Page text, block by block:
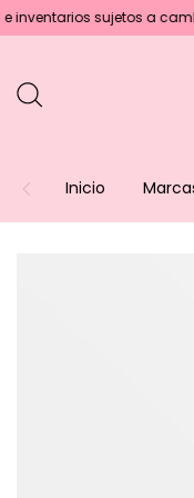
a cambios sin
Inicio